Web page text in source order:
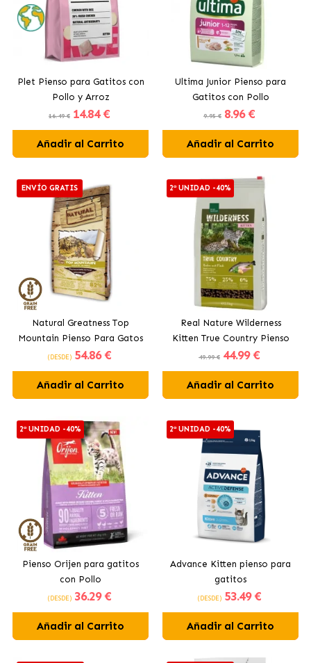
Plet Pienso para Gatitos con
Pollo y Arroz
16.49 € 14.84 €
Añadir al Carrito
Ultima Junior Pienso para
Gatitos con Pollo
9.95 € 8.96 €
Añadir al Carrito
ENVÍO GRATIS
Natural Greatness Top
Mountain Pienso Para Gatos
y Gatitos con Conejo
(DESDE) 54.86 €
Añadir al Carrito
2ª UNIDAD -40%
Real Nature Wilderness
Kitten True Country Pienso
Para Gatitos con Pescado
49.99 € 44.99 €
Añadir al Carrito
2ª UNIDAD -40%
Pienso Orijen para gatitos
con Pollo
(DESDE) 36.29 €
Añadir al Carrito
2ª UNIDAD -40%
Advance Kitten pienso para
gatitos
(DESDE) 53.49 €
Añadir al Carrito